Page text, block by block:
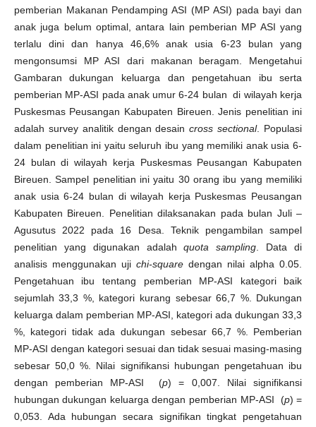
pemberian Makanan Pendamping ASI (MP ASI) pada bayi dan
anak juga belum optimal, antara lain pemberian MP ASI yang
terlalu dini dan hanya 46,6% anak usia 6-23 bulan yang
mengonsumsi MP ASI dari makanan beragam. Mengetahui
Gambaran dukungan keluarga dan pengetahuan ibu serta
pemberian MP-ASI pada anak umur 6-24 bulan di wilayah kerja
Puskesmas Peusangan Kabupaten Bireuen. Jenis penelitian ini
adalah survey analitik dengan desaincross sectional. Populasi
dalam penelitian ini yaitu seluruh ibu yang memiliki anak usia 6-
24 bulan di wilayah kerja Puskesmas Peusangan Kabupaten
Bireuen. Sampel penelitian ini yaitu 30 orang ibu yang memiliki
anak usia 6-24 bulan di wilayah kerja Puskesmas Peusangan
Kabupaten Bireuen. Penelitian dilaksanakan pada bulan Juli –
Agusutus 2022 pada 16 Desa. Teknik pengambilan sampel
penelitian yang digunakan adalahquota sampling . Data di
analisis menggunakan uji chi-square dengan nilai alpha 0.05.
Pengetahuan ibu tentang pemberian MP-ASI kategori baik
sejumlah 33,3 %, kategori kurang sebesar 66,7 %. Dukungan
keluarga dalam pemberian MP-ASI, kategori ada dukungan 33,3
%, kategori tidak ada dukungan sebesar 66,7 %. Pemberian
MP-ASI dengan kategori sesuai dan tidak sesuai masing-masing
sebesar 50,0 %. Nilai signifikansi hubungan pengetahuan ibu
dengan pemberian MP-ASI (p) = 0,007. Nilai signifikansi
hubungan dukungan keluarga dengan pemberian MP-ASI (p) =
0,053. Ada hubungan secara signifikan tingkat pengetahuan